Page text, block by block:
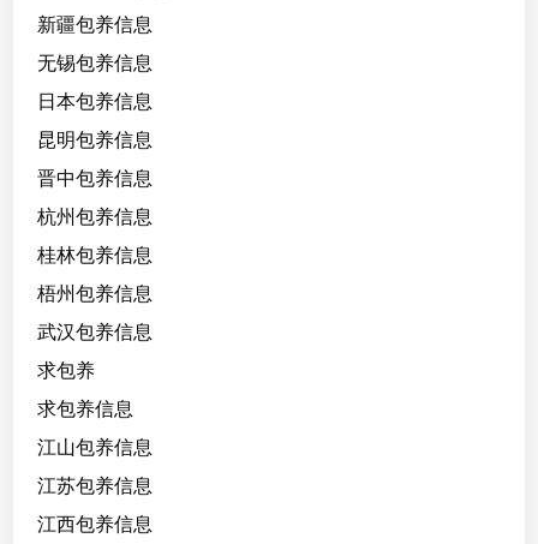
新疆包养信息
无锡包养信息
日本包养信息
昆明包养信息
晋中包养信息
杭州包养信息
桂林包养信息
梧州包养信息
武汉包养信息
求包养
求包养信息
江山包养信息
江苏包养信息
江西包养信息